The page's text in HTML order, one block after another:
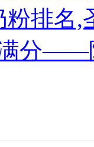
粉排名,
分——